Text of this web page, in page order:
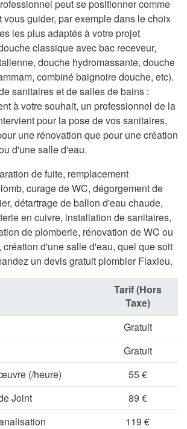
peut se positionner comme
vous guider, par exemple dans le choix
les plus adaptés à votre projet
classique avec bac receveur,
douche hydromassante, douche
combiné baignoire douche, etc).
sanitaires et de salles de bains :
à votre souhait, un professionnel de la
pour la pose de vos sanitaires,
une rénovation que pour une création
d'une salle d'eau.
de fuite, remplacement
curage de WC, dégorgement de
détartrage de ballon d'eau chaude,
en cuivre, installation de sanitaires,
de plomberie, rénovation de WC ou
d'une salle d'eau, quel que soit
un devis gratuit plombier Flaxieu.
Tarif (Hors
Taxe)
Gratuit
Gratuit
(/heure)
55 €
Joint
89 €
119 €